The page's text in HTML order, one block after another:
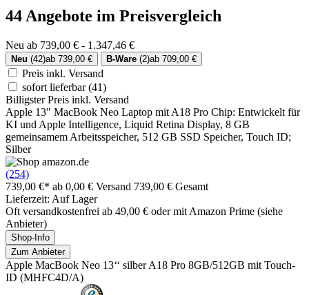
44 Angebote im Preisvergleich
Neu ab 739,00 € - 1.347,46 €
Neu (42)ab 739,00 € B-Ware (2)ab 709,00 €
Preis inkl. Versand
sofort lieferbar(41)
Billigster Preis inkl. Versand
Apple 13" MacBook Neo Laptop mit A18 Pro Chip: Entwickelt für
KI und Apple Intelligence, Liquid Retina Display, 8 GB
gemeinsamem Arbeitsspeicher, 512 GB SSD Speicher, Touch ID;
Silber
(254)
739,00 €* ab 0,00 € Versand 739,00 € Gesamt
Lieferzeit: Auf Lager
Oft versandkostenfrei ab 49,00 € oder mit Amazon Prime (siehe
Anbieter)
Shop-Info
Zum Anbieter
Apple MacBook Neo 13‘‘ silber A18 Pro 8GB/512GB mit Touch-
ID (MHFC4D/A)